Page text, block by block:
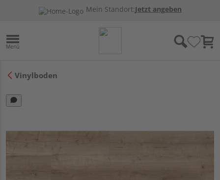
Mein Standort:Jetzt angeben
Vinylboden